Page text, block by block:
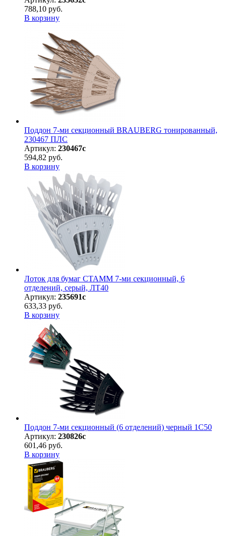
788,10 руб.
В корзину
Поддон 7-ми секционный BRAUBERG тонированный,
230467 ПЛС
Артикул: 230467с
594,82 руб.
В корзину
Лоток для бумаг СТАММ 7-ми секционный, 6
отделений, серый, ЛТ40
Артикул: 235691с
633,33 руб.
В корзину
Поддон 7-ми секционный (6 отделений) черный 1С50
Артикул: 230826с
601,46 руб.
В корзину